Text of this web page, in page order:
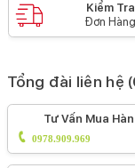
Kiểm Tra
Đơn Hàng
Tổng đài liên hệ
Tư Vấn Mua
0978.909.969